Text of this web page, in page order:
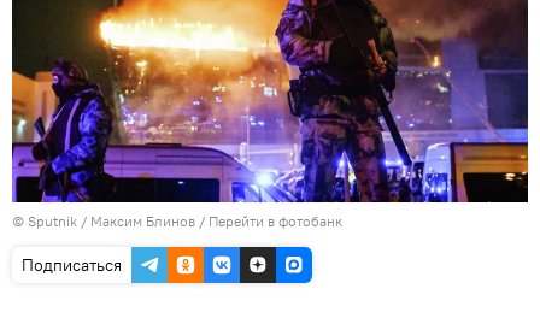
© Sputnik / Максим Блинов / Перейти в фотобанк
Подписаться